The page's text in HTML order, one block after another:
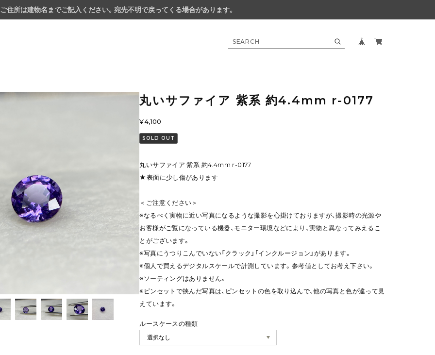
ご住所は建物名までご記入ください。宛先不明で戻ってくる場合があります。
丸いサファイア 紫系 約4.4mm r-0177
¥4,100
SOLD OUT
丸いサファイア 紫系 約4.4mm r-0177
★表面に少し傷があります
＜ご注意ください＞
※なるべく実物に近い写真になるような撮影を心掛けておりますが、撮影時の光源や
お客様がご覧になっている機器、モニター環境などにより、実物と異なってみえるこ
とがございます。
※写真にうつりこんでいない「クラック」「インクルージョン」があります。
※個人で買えるデジタルスケールで計測しています。参考値としてお考え下さい。
※ソーティングはありません。
※ピンセットで挟んだ写真は、ピンセットの色を取り込んで、他の写真と色が違って見
えています。
ルースケースの種類